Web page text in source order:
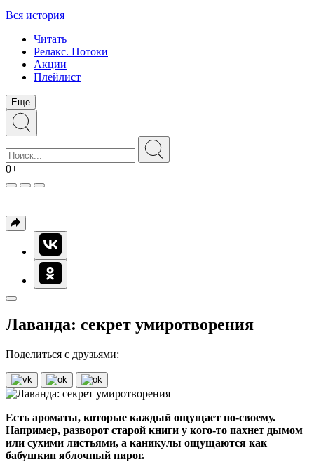
Вся история
Читать
Релакс. Потоки
Акции
Плейлист
Еще
0+
Лаванда: секрет умиротворения
Поделиться с друзьями:
Есть ароматы, которые каждый ощущает по-своему.
Например, разворот старой книги у кого-то пахнет дымом
или сухими листьями, а каникулы ощущаются как
бабушкин яблочный пирог.